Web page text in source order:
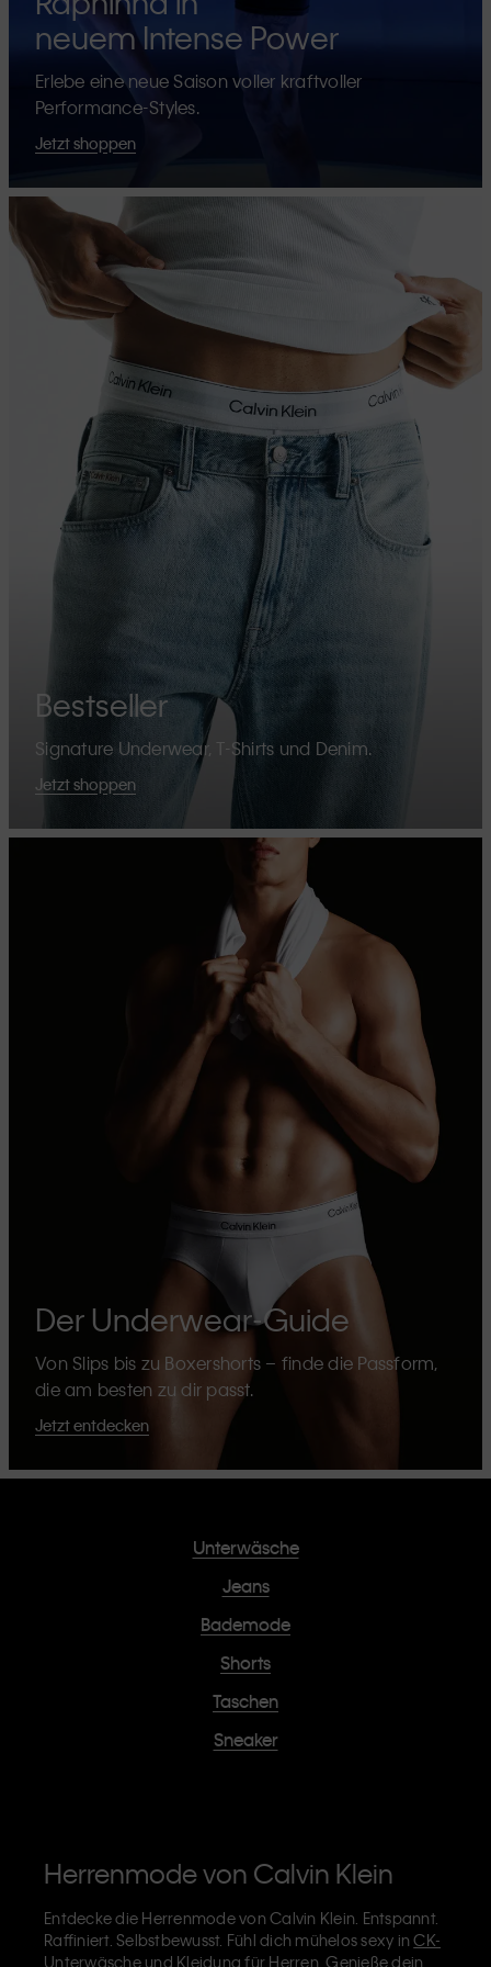
neuem Intense Power
Erlebe eine neue Saison voller kraftvoller
Performance-Styles.
Jetzt shoppen
Bestseller
Signature Underwear, T-Shirts und Denim.
Jetzt shoppen
Der Underwear-Guide
Von Slips bis zu Boxershorts – finde die Passform,
die am besten zu dir passt.
Jetzt entdecken
Unterwäsche
Jeans
Bademode
Shorts
Taschen
Sneaker
Herrenmode von Calvin Klein
Entdecke die Herrenmode von Calvin Klein. Entspannt.
Raffiniert. Selbstbewusst. Fühl dich mühelos sexy in CK-
Unterwäscheund Kleidung für Herren. Genieße dein